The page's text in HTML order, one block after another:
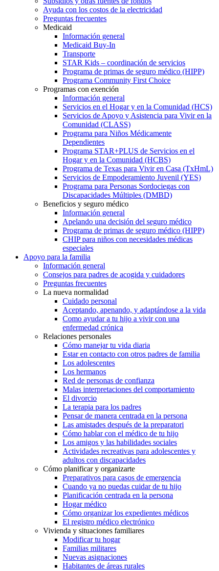
Ayuda con los costos de la electricidad
Preguntas frecuentes
Medicaid
Información general
Medicaid Buy-In
Transporte
STAR Kids – coordinación de servicios
Programa de primas de seguro médico (HIPP)
Programa Community First Choice
Programas con exención
Información general
Servicios en el Hogar y en la Comunidad (HCS)
Servicios de Apoyo y Asistencia para Vivir en la
Comunidad (CLASS)
Programa para Niños Médicamente
Dependientes
Programa STAR+PLUS de Servicios en el
Hogar y en la Comunidad (HCBS)
Programa de Texas para Vivir en Casa (TxHmL)
Servicios de Empoderamiento Juvenil (YES)
Programa para Personas Sordociegas con
Discapacidades Múltiples (DMBD)
Beneficios y seguro médico
Información general
Apelando una decisión del seguro médico
Programa de primas de seguro médico (HIPP)
CHIP para niños con necesidades médicas
especiales
Apoyo para la familia
Información general
Consejos para padres de acogida y cuidadores
Preguntas frecuentes
La nueva normalidad
Cuidado personal
Aceptando, apenando, y adaptándose a la vida
Como ayudar a tu hijo a vivir con una
enfermedad crónica
Relaciones personales
Cómo manejar tu vida diaria
Estar en contacto con otros padres de familia
Los adolescentes
Los hermanos
Red de personas de confianza
Malas interpretaciones del comportamiento
El divorcio
La terapia para los padres
Pensar de manera centrada en la persona
Las amistades después de la preparatori
Cómo hablar con el médico de tu hijo
Los amigos y las habilidades sociales
Actividades recreativas para adolescentes y
adultos con discapacidades
Cómo planificar y organizarte
Preparativos para casos de emergencia
Cuando ya no puedas cuidar de tu hijo
Planificación centrada en la persona
Hogar médico
Cómo organizar los expedientes médicos
El registro médico electrónico
Vivienda y situaciones familiares
Modificar tu hogar
Familias militares
Nuevas asignaciones
Habitantes de áreas rurales